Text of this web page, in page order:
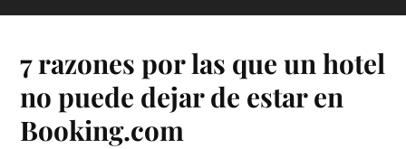
7 razones por las que un hotel
no puede dejar de estar en
Booking.com